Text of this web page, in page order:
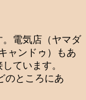
電気店（ヤマダ
ャンドゥ）もあ
ています。
のところにあ